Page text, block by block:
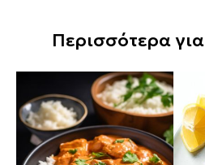
Περισσότερα για